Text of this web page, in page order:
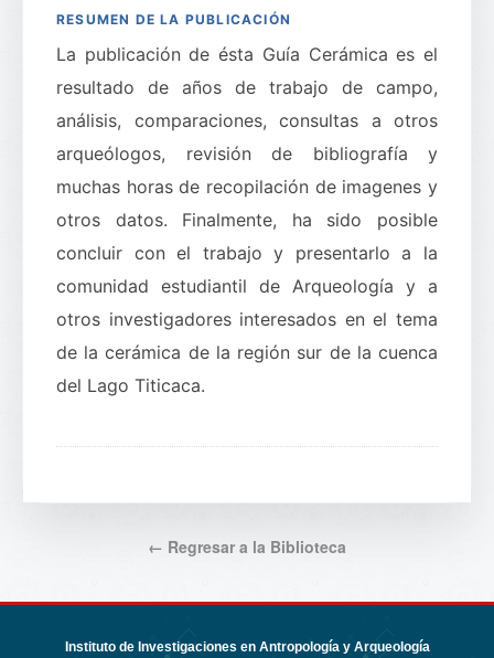
RESUMEN DE LA PUBLICACIÓN
La publicación de ésta Guía Cerámica es el
resultado de años de trabajo de campo,
análisis, comparaciones, consultas a otros
arqueólogos, revisión de bibliografía y
muchas horas de recopilación de imagenes y
otros datos. Finalmente, ha sido posible
concluir con el trabajo y presentarlo a la
comunidad estudiantil de Arqueología y a
otros investigadores interesados en el tema
de la cerámica de la región sur de la cuenca
del Lago Titicaca.
← Regresar a la Biblioteca
Instituto de Investigaciones en Antropología y Arqueología